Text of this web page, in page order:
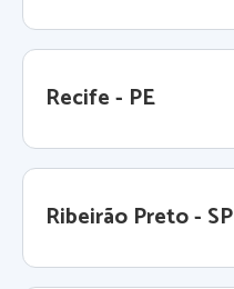
Recife - PE
Ribeirão Preto - SP